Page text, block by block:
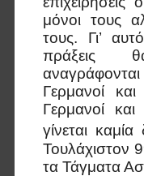
μόνοι τους
τους. Γι’
πράξεις
αναγράφονται
Γερμανοί
Γερμανοί
γίνεται
Τουλάχιστον
τα Τάγματα